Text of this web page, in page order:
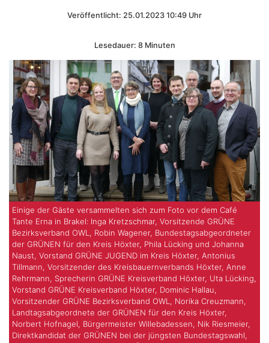
Veröffentlicht: 25.01.2023 10:49 Uhr
Lesedauer: 8 Minuten
Einige der Gäste versammelten sich zum Foto vor dem Café
Tante Erna in Brakel: Inga Kretzschmar, Vorsitzende GRÜNE
Bezirksverband OWL, Robin Wagener, Bundestagsabgeordneter
der GRÜNEN für den Kreis Höxter, Phila Lücking und Johanna
Naust, Vorstand GRÜNE JUGEND im Kreis Höxter, Antonius
Tillmann, Vorsitzender des Kreisbauernverbands Höxter, Anne
Rehrmann, Sprecherin GRÜNE Kreisverband Höxter, Uta Lücking,
Vorstand GRÜNE Kreisverband Höxter, Dominic Hallau,
Vorsitzender GRÜNE Bezirksverband OWL, Norika Creuzmann,
Landtagsabgeordnete der GRÜNEN für den Kreis Höxter,
Norbert Hofnagel, Bürgermeister Willebadessen, Nik Riesmeier,
Direktkandidat der GRÜNEN bei der jüngsten Bundestagswahl,